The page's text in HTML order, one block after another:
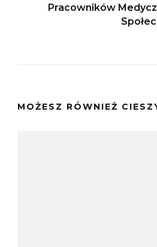
Pracowników
MOŻESZ RÓWNIEŻ